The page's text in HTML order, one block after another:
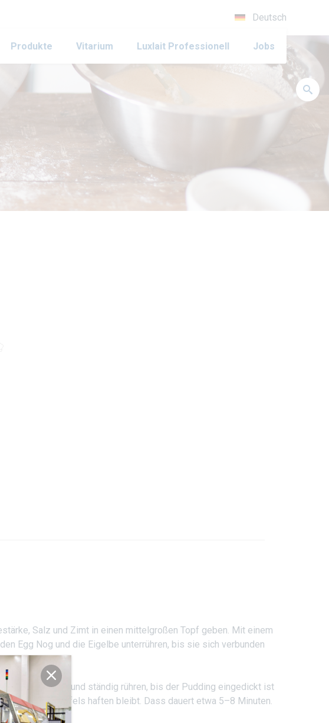
Deutsch
Produkte Vitarium Luxlait Pro­fes­si­o­nell Jobs
Salz und Zimt in einen mittelgroßen Topf geben. Mit einem
Egg Nog und die Eigelbe unterrühren, bis sie sich verbunden
Stufe stellen und ständig rühren, bis der Pudding eingedickt ist
eines Löffels haften bleibt. Dass dauert etwa 5–8 Minuten.